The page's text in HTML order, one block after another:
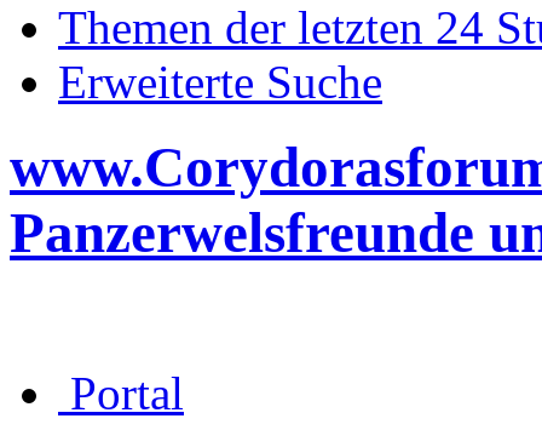
Themen der letzten 24
Erweiterte Suche
Panzerwelsfreunde
Portal